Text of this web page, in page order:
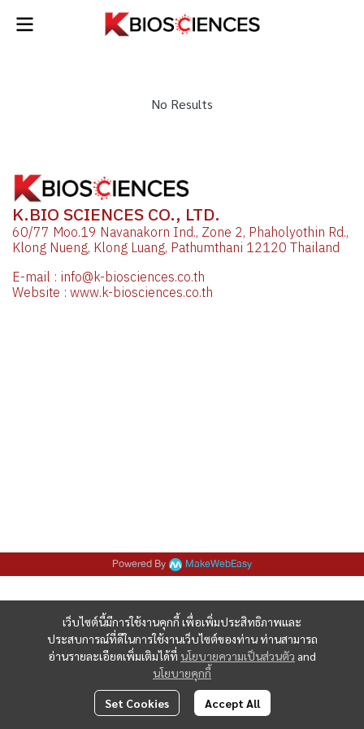
No Results
เว็บไซต์นี้มีการใช้งานคุกกี้ เพื่อเพิ่มประสิทธิภาพและ
ประสบการณ์ที่ดีในการใช้งานเว็บไซต์ของท่าน ท่านสามารถ
อ่านรายละเอียดเพิ่มเติมได้ที่ นโยบายความเป็นส่วนตัว and
นโยบายคุกกี้
Set Cookies Accept All
K.BIO SCIENCES CO., LTD.
60/77 Moo.19 Navanakorn Ind., Zone 2, Phaholyothin Rd.,
Klong Nueng, Klong Luang, Pathumthani 12120 Thailand
E-mail : info@k-biosciences.co.th
Website : www.k-biosciences.co.th
Powered By MakeWebEasy